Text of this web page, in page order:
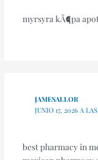
myrsyra kÃ¶pa
JAMESALLOR
JUNIO 17, 2026 A
best pharmacy in